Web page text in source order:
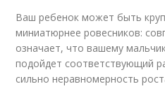
Ваш ребенок может быть
миниатюрнее ровесников:
означает, что вашему
подойдет соответствующий
сильно неравномерность